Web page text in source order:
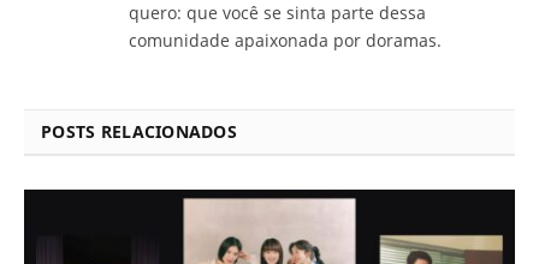
quero: que você se sinta parte dessa
comunidade apaixonada por doramas.
POSTS RELACIONADOS